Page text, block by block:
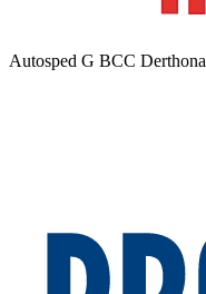
Autosped G BCC Derthona